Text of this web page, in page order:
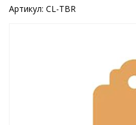
Артикул: CL-TBR